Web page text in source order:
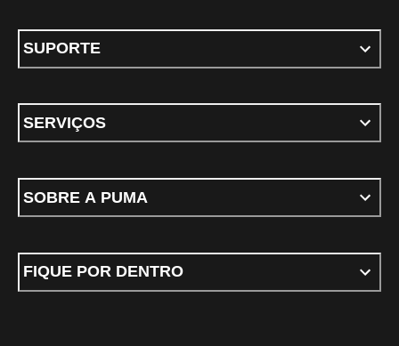
SUPORTE
SERVIÇOS
SOBRE A PUMA
FIQUE POR DENTRO